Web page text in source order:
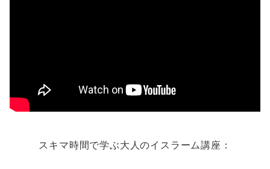
スキマ時間で学ぶ大人のイスラーム講座：